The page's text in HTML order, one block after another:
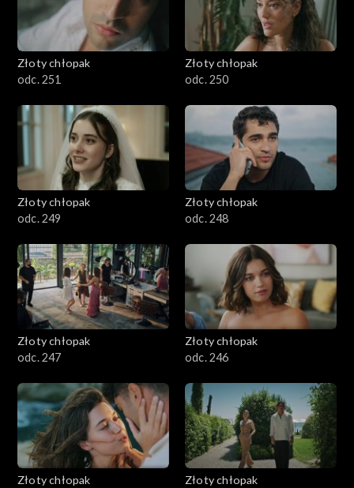
Złoty chłopak
odc. 251
Złoty chłopak
odc. 250
Złoty chłopak
odc. 249
Złoty chłopak
odc. 248
Złoty chłopak
odc. 247
Złoty chłopak
odc. 246
Złoty chłopak
Złoty chłopak